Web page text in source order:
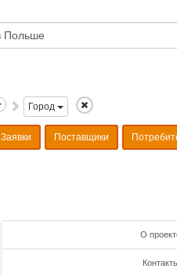
Город
Заявки Поставщики
О